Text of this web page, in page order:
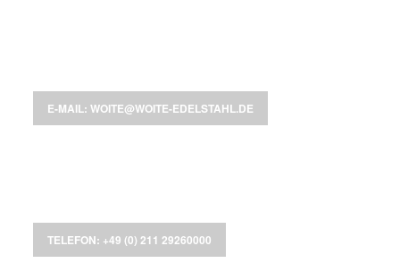
E-MAIL: WOITE@WOITE-EDELSTAHL.DE
TELEFON: +49 (0) 211 29260000